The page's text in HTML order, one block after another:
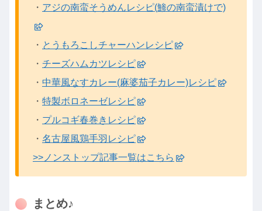
・ アジの南蛮そうめんレシピ(鯵の南蛮漬けで)
・ とうもろこしチャーハンレシピ
・ チーズハムカツレシピ
・ 中華風なすカレー(麻婆茄子カレー)レシピ
・ 特製ボロネーゼレシピ
・ プルコギ春巻きレシピ
・ 名古屋風鶏手羽レシピ
>>ノンストップ記事一覧はこちら
まとめ♪